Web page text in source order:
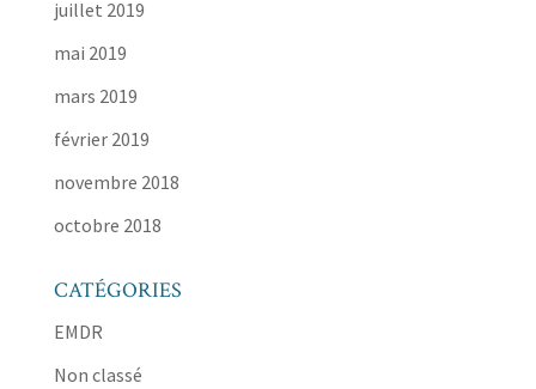
juillet 2019
mai 2019
mars 2019
février 2019
novembre 2018
octobre 2018
CATÉGORIES
EMDR
Non classé